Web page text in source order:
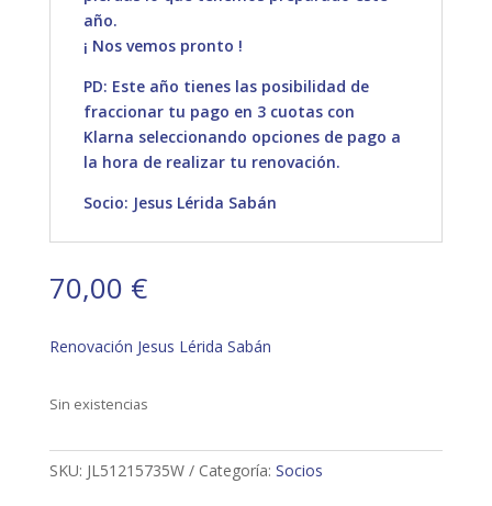
año.
¡ Nos vemos pronto !
PD: Este año tienes las posibilidad de
fraccionar tu pago en 3 cuotas con
Klarna seleccionando opciones de pago a
la hora de realizar tu renovación.
Socio: Jesus Lérida Sabán
70,00 €
Renovación Jesus Lérida Sabán
Sin existencias
SKU: JL51215735W Categoría: Socios